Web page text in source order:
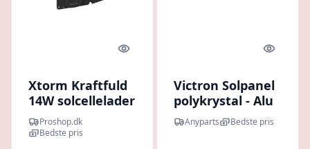
Quick look
Xtorm Kraftfuld
14W solcellelader
IPX4 USB-C/A
udgange
Proshop.dk
Bedste pris
Quick
Victron Solpanel
polykrystal - Alu
130WP - 1251407
Anyparts Bedste pris